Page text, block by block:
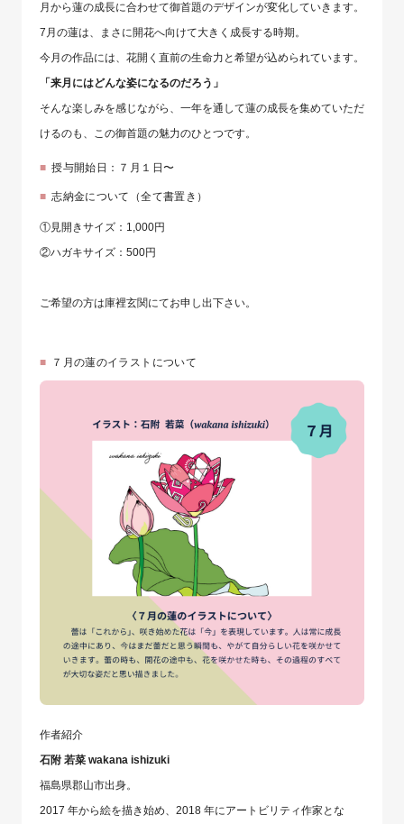
月から蓮の成長に合わせて御首題のデザインが変化していきます。
7月の蓮は、まさに開花へ向けて大きく成長する時期。
今月の作品には、花開く直前の生命力と希望が込められています。
「来月にはどんな姿になるのだろう」
そんな楽しみを感じながら、一年を通して蓮の成長を集めていただ
けるのも、この御首題の魅力のひとつです。
授与開始日：７月１日〜
志納金について（全て書置き）
①見開きサイズ：1,000円
②ハガキサイズ：500円
ご希望の方は庫裡玄関にてお申し出下さい。
７月の蓮のイラストについて
作者紹介
石附 若菜 wakana ishizuki
福島県郡山市出身。
2017 年から絵を描き始め、2018 年にアートビリティ作家とな